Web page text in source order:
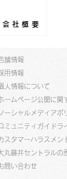
ル作
会社概要
舗情報
用情報
人情報について
ームページ公開に関
ーシャルメディアポ
ミュニティガイドラ
スタマーハラスメン
丸藤井セントラルの
問い合わせ